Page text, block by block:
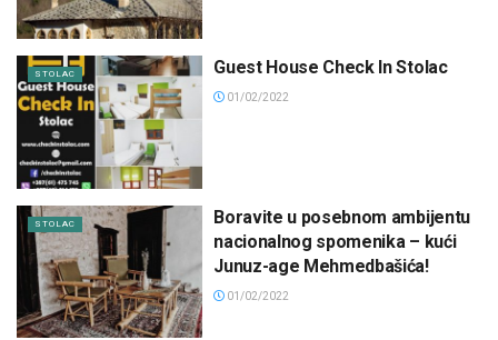
STOLAC Guest House Check In Stolac
01/02/2022
STOLAC
Boravite u posebnom ambijentu
nacionalnog spomenika – kući
Junuz-age Mehmedbašića!
01/02/2022